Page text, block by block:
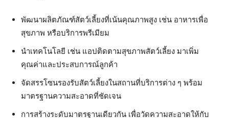
พัฒนาผลิตภัณฑ์สัตว์เลี้ยงที่เน้นคุณภาพสูง เช่น อาหารเพื่อ
สุขภาพ หรือบริการพรีเมียม
นำเทคโนโลยี เช่น แอปติดตามสุขภาพสัตว์เลี้ยง มาเพิ่ม
คุณค่าและประสบการณ์ลูกค้า
จัดสรรโซนรองรับสัตว์เลี้ยงในสถานที่บริการต่าง ๆ พร้อม
มาตรฐานความสะอาดที่ชัดเจน
การสร้างระดับมาตรฐานเดียวกัน เพื่อวัดความสะอาดให้กับ